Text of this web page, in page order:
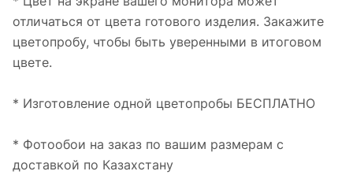
отличаться от цвета готового изделия. Закажите
цветопробу, чтобы быть уверенными в итоговом
цвете.
* Изготовление одной цветопробы БЕСПЛАТНО
* Фотообои на заказ по вашим размерам с
доставкой по Казахстану